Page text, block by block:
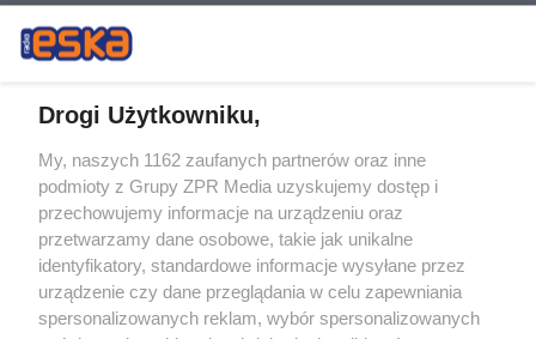
Żaden utwór zamieszczony w serwisie nie może być powielany i
rozpowszechniany lub dalej rozpowszechniany w jakikolwiek sposób (w
tym także elektroniczny lub mechaniczny) na jakimkolwiek polu
eksploatacji w jakiejkolwiek formie, włącznie z umieszczaniem w
Internecie bez pisemnej zgody właściciela praw. Jakiekolwiek użycie lub
wykorzystanie utworów w całości lub w części z naruszeniem prawa,
tzn. bez właściwej zgody, jest zabronione pod groźbą kary i może być
ścigane prawnie.
Drogi Użytkowniku,
My, naszych 1162 zaufanych partnerów oraz inne
podmioty z Grupy ZPR Media uzyskujemy dostęp i
przechowujemy informacje na urządzeniu oraz
przetwarzamy dane osobowe, takie jak unikalne
identyfikatory, standardowe informacje wysyłane przez
urządzenie czy dane przeglądania w celu zapewniania
spersonalizowanych reklam, wybór spersonalizowanych